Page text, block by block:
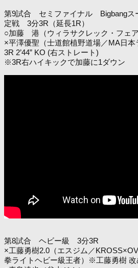
第9試合 セミファイナル Bigbangス
定戦 3分3R（延長1R）
○加藤 港（ウィラサクレック・フェア
×平澤優聖（士道館植野道場／MA日本
3R 2’44” KO (右ストレート)
※3R右ハイキックで加藤に1ダウン
第8試合 ヘビー級 3分3R
×工藤勇樹2.0（エスジム／
拳ライトヘビー級王者）※工藤勇樹 改